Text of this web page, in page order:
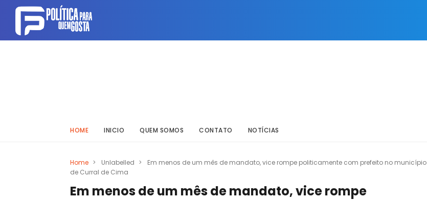
HOME INICIO QUEM SOMOS CONTATO NOTÍCIAS
Home > Unlabelled >
Em menos de um mês de mandato, vice rompe politicamente com prefeito no município
de Curral de Cima
Em menos de um mês de mandato, vice rompe